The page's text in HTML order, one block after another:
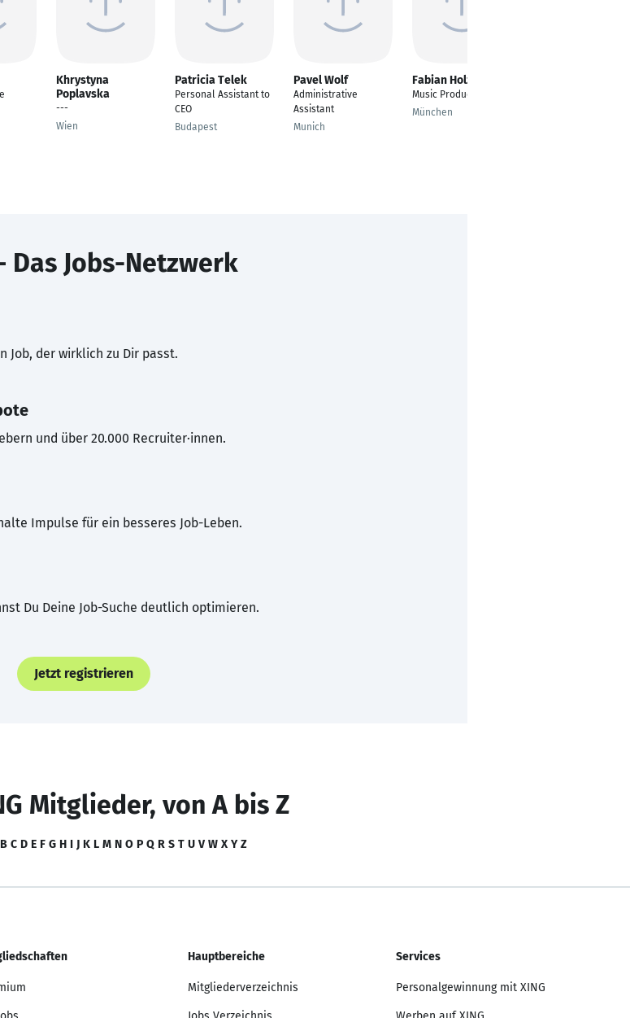
Khrystyna
Poplavska
---
Wien
Patricia Telek
Personal Assistant to
CEO
Budapest
Pavel Wolf
Administrative
Assistant
Munich
Fabian Holzmann
Music Producer
München
Das Jobs-Netzwerk
Job, der wirklich zu Dir passt.
und über 20.000 Recruiter·innen.
Impulse für ein besseres Job-Leben.
Du Deine Job-Suche deutlich optimieren.
Jetzt registrieren
Mitglieder, von A bis Z
B C D E F G H I J K L M N O P Q R S T U V W X Y Z
Hauptbereiche
Mitgliederverzeichnis
Services
Personalgewinnung mit XING